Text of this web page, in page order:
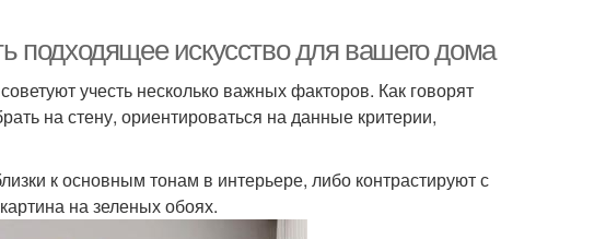
подходящее искусство для вашего дома
учесть несколько важных факторов. Как говорят
на стену, ориентироваться на данные критерии,
к основным тонам в интерьере, либо контрастируют с
на зеленых обоях.